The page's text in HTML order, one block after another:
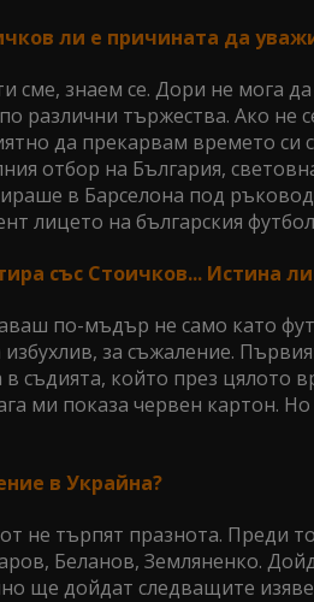
ли е причината да
сме, знаем се. Дори не мога
различни тържества. Ако не
да прекарвам времето си
отбор на България,
в Барселона под
лицето на българския
със Стоичков... Истина
по-мъдър не само като
за съжаление.
съдията, който през цялото
ми показа червен картон.
в Украйна?
не търпят празнота. Преди
Беланов, Земляненко.
ще дойдат следващите